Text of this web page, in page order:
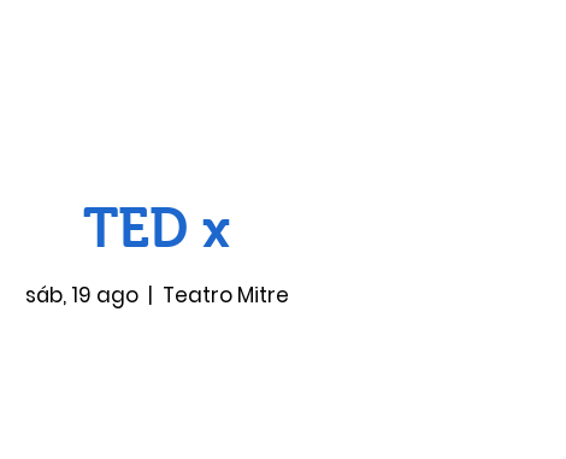
TED x
sáb, 19 ago
  |
Teatro Mitre